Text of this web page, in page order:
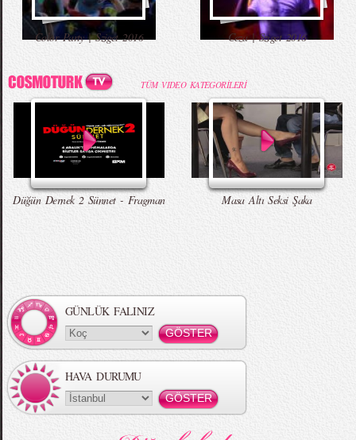
Color Party | Sziget 2016 Ceza | Sziget 2016
TÜM VIDEO KATEGORİLERİ
Düğün Dernek 2 Sünnet - Fragman Masa Altı Seksi Şaka
GÜNLÜK FALINIZ
HAVA DURUMU